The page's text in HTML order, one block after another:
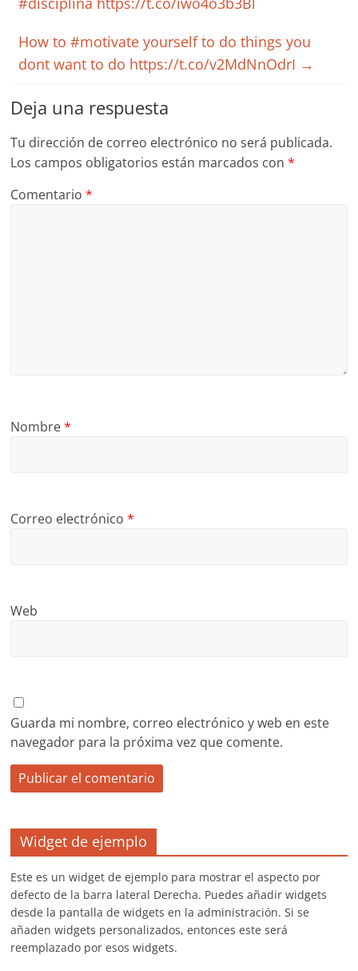
How to #motivate yourself to do things you
dont want to do https://t.co/v2MdNnOdrI →
Deja una respuesta
Tu dirección de correo electrónico no será publicada.
Los campos obligatorios están marcados con*
Comentario*
Nombre*
Correo electrónico*
Web
Guarda mi nombre, correo electrónico y web en este
navegador para la próxima vez que comente.
Widget de ejemplo
Este es un widget de ejemplo para mostrar el aspecto por
defecto de la barra lateral Derecha. Puedes añadir widgets
desde la pantalla de widgets en la administración. Si se
añaden widgets personalizados, entonces este será
reemplazado por esos widgets.